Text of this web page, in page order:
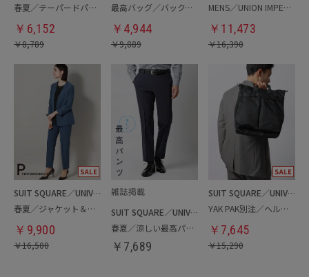
春夏／テーパードパンツ
￥ 6,152
￥8,789
最高バッグ／バックパック
￥ 4,944
￥9,889
MENS／UNION IMPERIAL監修／コインローファー
￥ 11,473
￥16,390
SUIT SQUARE／UNIVERSAL LANGUAGE／WHITE
春夏／ジャケット＆パンツセットアップ／洗濯ネット付き
￥ 9,900
￥16,500
SUIT SQUARE／UNIVERSAL LANGUAGE
春夏／涼しい最高パンツ
￥ 7,689
SUIT SQUARE／UNIVERSAL LANGUAGE
YAK PAK別注／ヘルメットバッグ
￥ 7,645
￥15,290